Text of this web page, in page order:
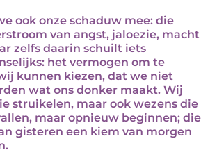
ook onze schaduw mee: die
van angst, jaloezie, macht
zelfs daarin schuilt iets
het vermogen om te
kunnen kiezen, dat we niet
wat ons donker maakt. Wij
struikelen, maar ook wezens die
maar opnieuw beginnen; die
gisteren een kiem van morgen